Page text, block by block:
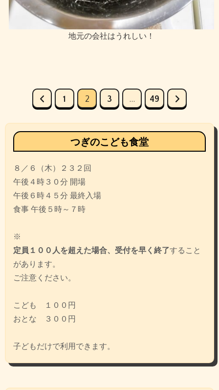
地元の会社はうれしい！
の
ペ
ジ
送
り
1 2 3 … 49
つぎのこども食堂
８／６（木）２３２回
午後４時３０分 開場
午後６時４５分 最終入場
食事 午後５時～７時
※
定員１００人を超えた場合、受付を早く終了すること
があります。
ご注意ください。
こども １００円
おとな ３００円
子どもだけで利用できます。